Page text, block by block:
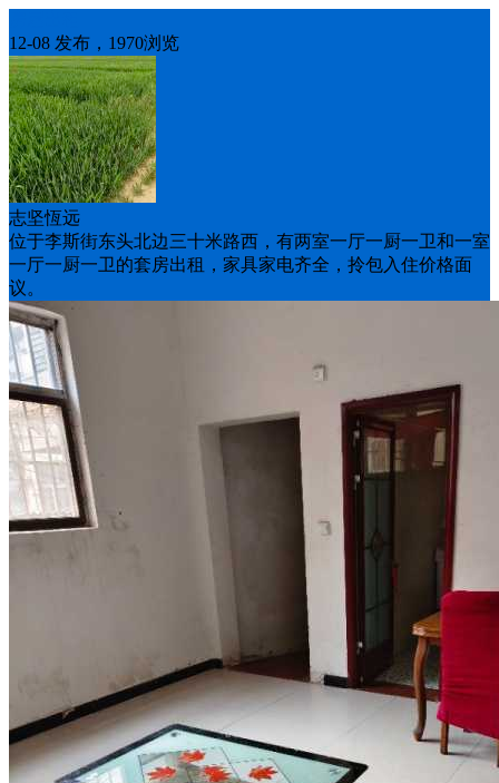
12-08 发布，1970浏览
志坚恆远
位于李斯街东头北边三十米路西，有两室一厅一厨一卫和一室
一厅一厨一卫的套房出租，家具家电齐全，拎包入住价格面
议。